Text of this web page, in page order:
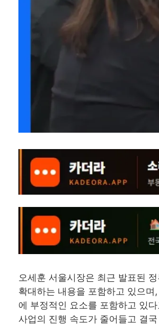
오세훈 서울시장은 최근 발표된
확대하는 내용을 포함하고 있으
에 부정적인 요소를 포함하고 있
사업의 진행 속도가 줄어들고 결